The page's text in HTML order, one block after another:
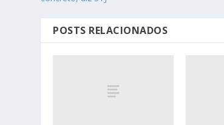
POSTS RELACIONADOS